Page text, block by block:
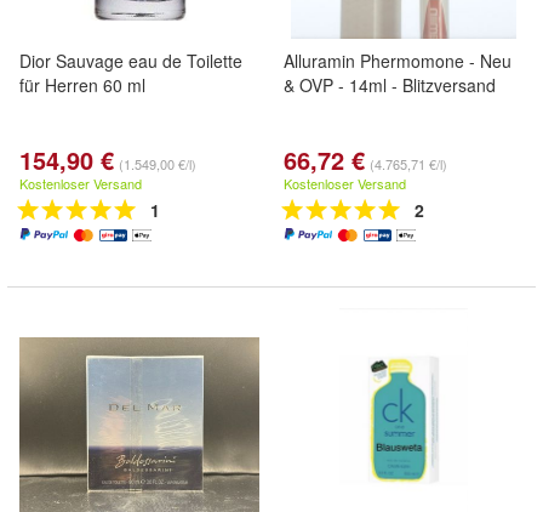
Dior Sauvage eau de Toilette
für Herren 60 ml
154,90 € (1.549,00 €/l)
Kostenloser Versand
1
Alluramin Phermomone - Neu
& OVP - 14ml - Blitzversand
66,72 € (4.765,71 €/l)
Kostenloser Versand
2